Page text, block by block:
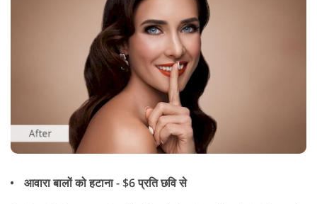
आवारा बालों को हटाना - $6 प्रति छवि से